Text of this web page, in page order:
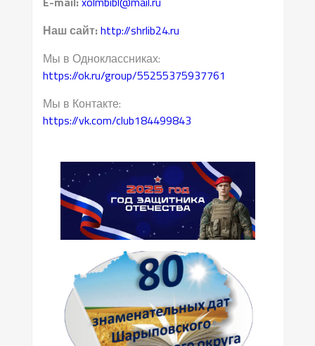
Наш сайт: http://shrlib24.ru
Мы в Одноклассниках:
https://ok.ru/group/55255375937761
Мы в Контакте:
https://vk.com/club184499843